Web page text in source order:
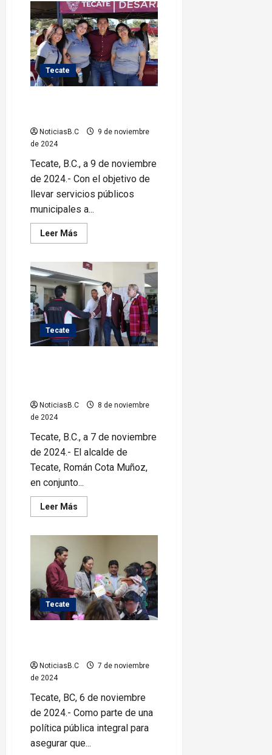
Arranca
Román
Cota
con
recuperación
de
espacios
en
Tecate
Tecate
NoticiasB.C
9 de noviembre
de 2024
Tecate, B.C., a 9 de noviembre
de 2024.- Con el objetivo de
llevar servicios públicos
municipales a...
Leer Más
más
Realiza
Román
Cota
jornada
servicios
en
Col.
Rincón
Tecate
Tecate
NoticiasB.C
8 de noviembre
de 2024
Tecate, B.C., a 7 de noviembre
de 2024.- El alcalde de
Tecate, Román Cota Muñoz,
en conjunto...
Leer Más
más
Tecate
la
regularización
de
vehículos
extranjeros
Tecate
NoticiasB.C
7 de noviembre
de 2024
Tecate, BC, 6 de noviembre
de 2024.- Como parte de una
política pública integral para
asegurar que...